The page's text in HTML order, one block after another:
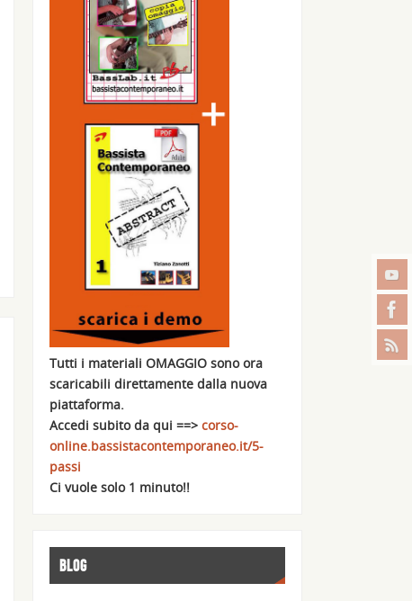
Tutti i materiali OMAGGIO sono ora
scaricabili direttamente dalla nuova
piattaforma.
Accedi subito da qui ==>corso-
online.bassistacontemporaneo.it/5-
passi
Ci vuole solo 1 minuto!!
BLOG